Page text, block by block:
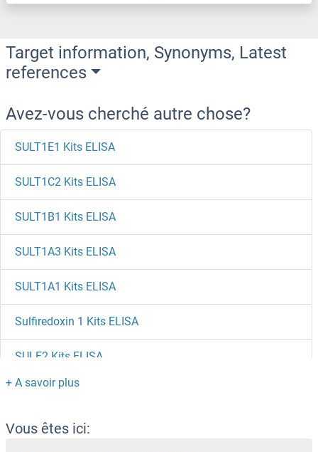
Target information, Synonyms, Latest
references
Avez-vous cherché autre chose?
SULT1E1 Kits ELISA
SULT1C2 Kits ELISA
SULT1B1 Kits ELISA
SULT1A3 Kits ELISA
SULT1A1 Kits ELISA
Sulfiredoxin 1 Kits ELISA
SULF2 Kits ELISA
SULF1 Kits ELISA
SUGT1 Kits ELISA
Vous êtes ici: